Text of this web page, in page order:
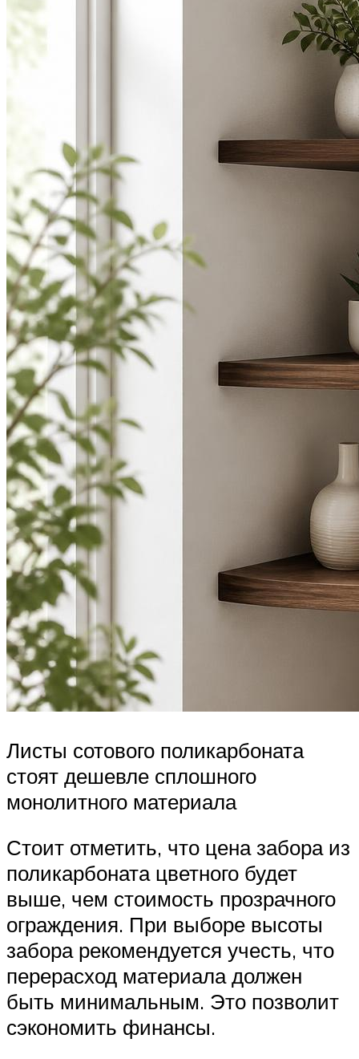
Листы сотового поликарбоната
стоят дешевле сплошного
монолитного материала
Стоит отметить, что цена забора из
поликарбоната цветного будет
выше, чем стоимость прозрачного
ограждения. При выборе высоты
забора рекомендуется учесть, что
перерасход материала должен
быть минимальным. Это позволит
сэкономить финансы.